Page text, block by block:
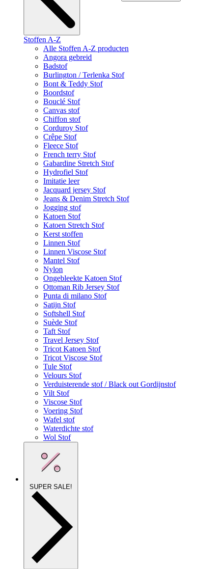
Stoffen A-Z
Alle Stoffen A-Z producten
Angora gebreid
Badstof
Burlington / Terlenka Stof
Bont & Teddy Stof
Boordstof
Bouclé Stof
Canvas stof
Chiffon stof
Corduroy Stof
Crêpe Stof
Fleece Stof
French terry Stof
Gabardine Stretch Stof
Hydrofiel Stof
Imitatie leer
Jacquard jersey Stof
Jeans & Denim Stretch Stof
Jogging stof
Katoen Stof
Katoen Stretch Stof
Kerst stoffen
Linnen Stof
Linnen Viscose Stof
Mantel Stof
Nylon
Ongebleekte Katoen Stof
Ottoman Rib Jersey Stof
Punta di milano Stof
Satijn Stof
Softshell Stof
Suède Stof
Taft Stof
Travel Jersey Stof
Tricot Katoen Stof
Tricot Viscose Stof
Tule Stof
Velours Stof
Verduisterende stof / Black out Gordijnstof
Vilt Stof
Viscose Stof
Voering Stof
Wafel stof
Waterdichte stof
Wol Stof
SUPER SALE!